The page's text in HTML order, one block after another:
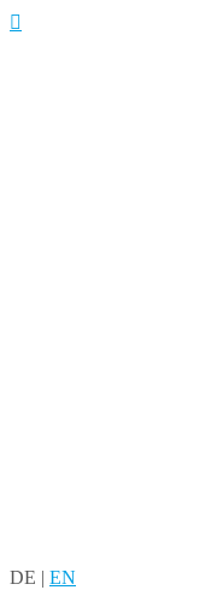

DE | EN